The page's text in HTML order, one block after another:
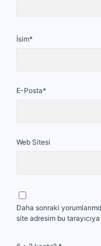
İsim*
E-Posta*
Web Sitesi
Daha sonraki
site adresim bu